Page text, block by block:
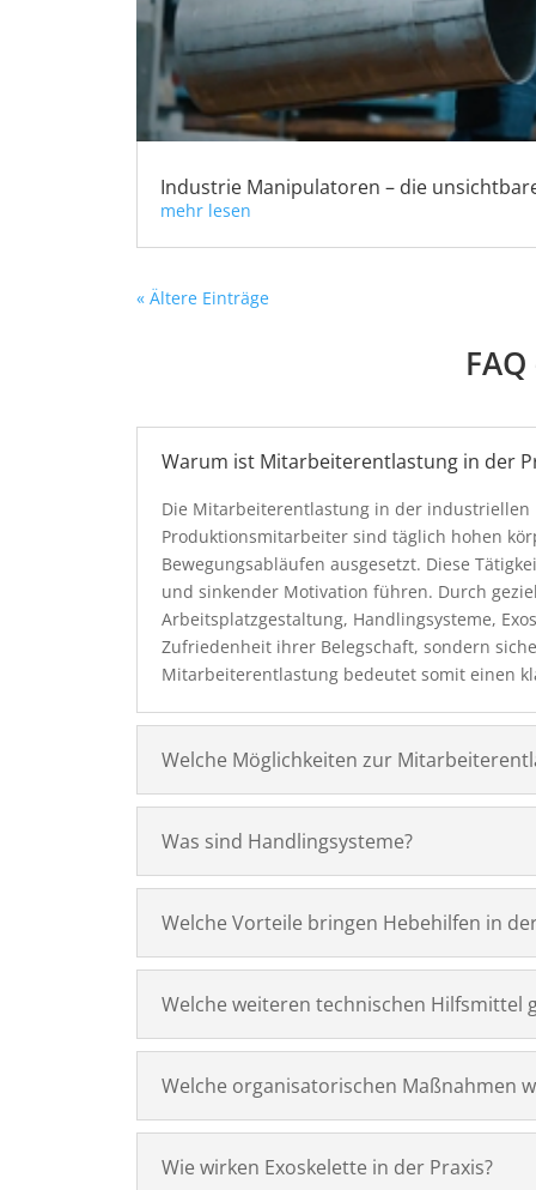
Industrie Manipulatoren – die
mehr lesen
« Ältere Einträge
Warum ist Mitarbeiterentlastung in der
Die Mitarbeiterentlastung in der
Produktionsmitarbeiter sind täglich hohen
Bewegungsabläufen ausgesetzt. Diese
und sinkender Motivation führen. Durch
Arbeitsplatzgestaltung, Handlingsysteme,
Zufriedenheit ihrer Belegschaft, sondern
Mitarbeiterentlastung bedeutet somit einen
Welche Möglichkeiten zur
Was sind Handlingsysteme?
Welche Vorteile bringen Hebehilfen in
Welche weiteren technischen Hilfsmittel
Welche organisatorischen Maßnahmen
Wie wirken Exoskelette in der Praxis?